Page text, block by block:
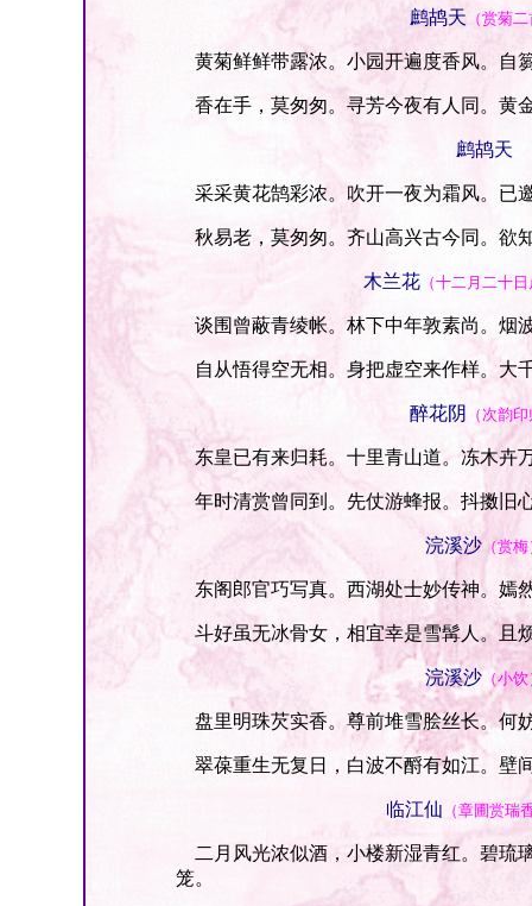
鹧鸪天 （赏菊
黄菊鲜鲜带露浓。小园开遍度香风。自
香在手，莫匆匆。寻芳今夜有人同。黄
鹧鸪天
采采黄花鹄彩浓。吹开一夜为霜风。已
秋易老，莫匆匆。齐山高兴古今同。欲
木兰花（十二月二十
谈围曾蔽青绫帐。林下中年敦素尚。烟
自从悟得空无相。身把虚空来作样。大
醉花阴 （次韵
东皇已有来归耗。十里青山道。冻木卉
年时清赏曾同到。先仗游蜂报。抖擞旧
浣溪沙（赏梅
东阁郎官巧写真。西湖处士妙传神。嫣
斗好虽无冰骨女，相宜幸是雪髯人。且
浣溪沙（小饮
盘里明珠芡实香。尊前堆雪脍丝长。何
翠葆重生无复日，白波不酹有如江。壁
临江仙 （章圃赏瑞
二月风光浓似酒，小楼新湿青红。碧琉
笼。